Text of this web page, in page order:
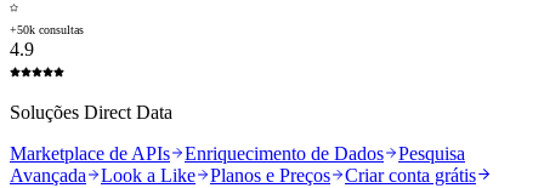
+50k consultas
4.9
Soluções Direct Data
Marketplace de APIs
Enriquecimento de Dados
Pesquisa
Avançada
Look a Like Planos e Preços Criar conta grátis